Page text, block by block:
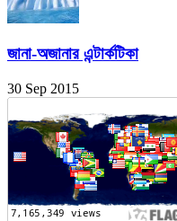
জানা-অজানার এন্টার্কটিকা
30 Sep 2015